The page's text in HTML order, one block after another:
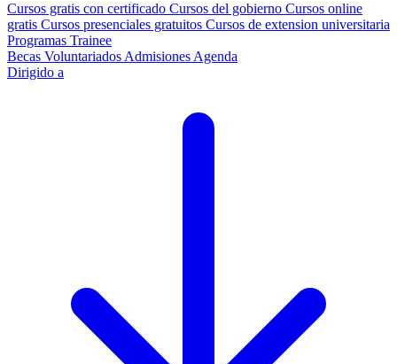
Cursos gratis con certificado Cursos del gobierno Cursos online
gratis Cursos presenciales gratuitos Cursos de extension universitaria
Programas Trainee
Becas Voluntariados Admisiones Agenda
Dirigido a